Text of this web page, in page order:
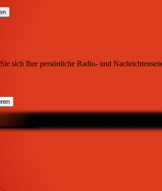
sich Ihre persönliche Radio- und